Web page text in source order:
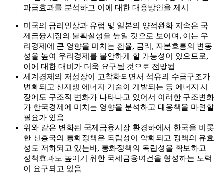
파급효과를 분석하고 이에 대한 대응방안을 제시
미국의 금리인상과 유럽 및 일본의 양적완화 지속은 국
제금융시장의 불확실성을 높일 것으로 보이며, 이는 우
리경제에 큰 영향을 미치는 환율, 금리, 자본흐름의 변동
성을 높여 우리경제를 불안하게 할 가능성이 있으므로,
이에 대한 대비가 더욱 요구될 것으로 전망됨
세계경제의 저성장이 고착화되면서 석유의 수급구조가
변화되고 신재생 에너지 기술이 개발되는 등 에너지 시
장에도 구조적 변화가 나타나고 있어서 이러한 구조변화
가 한국경제에 미치는 영향을 분석하고 대응책을 마련할
필요가 있음
위와 같은 변화된 국제금융시장 환경하에서 한국을 비롯
한 신흥국의 통화정책은 독립성이 약화되고 정책의 유효
성도 저하되고 있는바, 통화정책의 독립성을 확보하고
정책효과도 높이기 위한 국제금융여건을 형성하는 노력
이 요구되고 있음